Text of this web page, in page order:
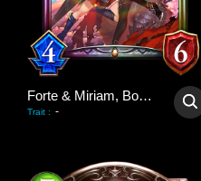
Forte & Miriam, Bondforged
Trait : -